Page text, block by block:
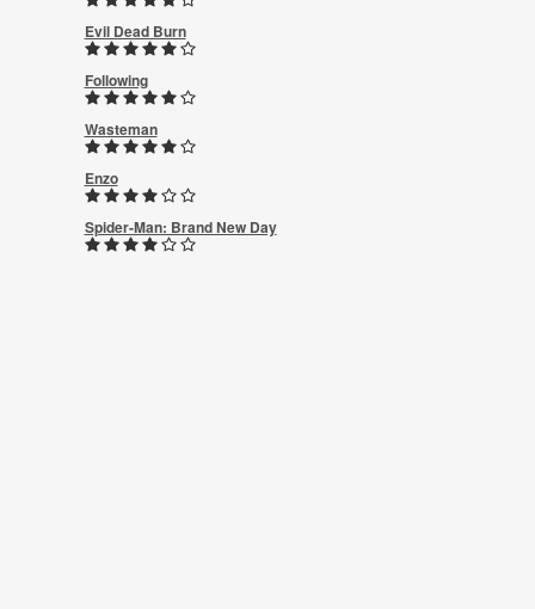
Evil Dead Burn
Following
Wasteman
Enzo
Spider-Man: Brand New Day